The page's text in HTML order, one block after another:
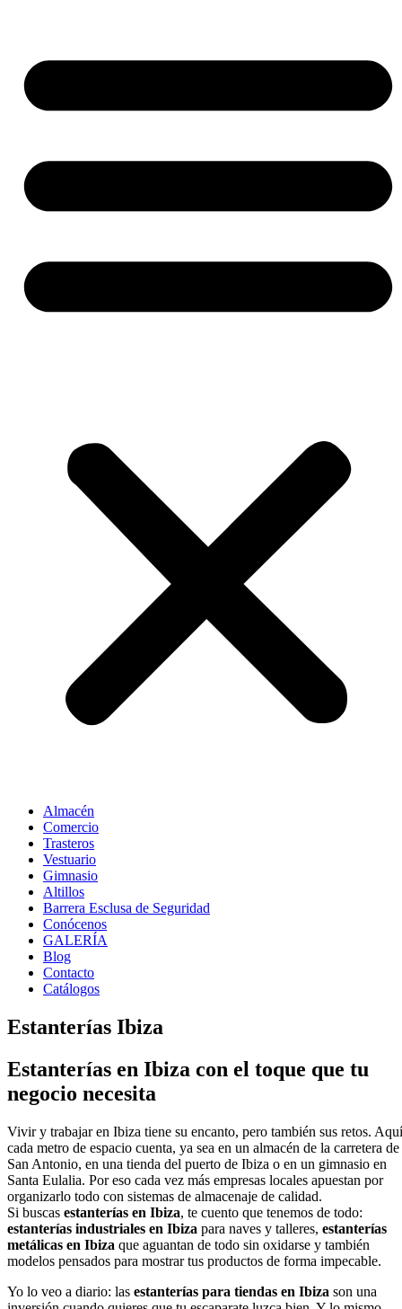
Almacén
Comercio
Trasteros
Vestuario
Gimnasio
Altillos
Barrera Esclusa de Seguridad
Conócenos
GALERÍA
Blog
Contacto
Catálogos
Estanterías Ibiza
Estanterías en Ibiza con el toque que tu
negocio necesita
Vivir y trabajar en Ibiza tiene su encanto, pero también sus retos. Aquí
cada metro de espacio cuenta, ya sea en un almacén de la carretera de
San Antonio, en una tienda del puerto de Ibiza o en un gimnasio en
Santa Eulalia. Por eso cada vez más empresas locales apuestan por
organizarlo todo con sistemas de almacenaje de calidad.
Si buscas estanterías en Ibiza, te cuento que tenemos de todo:
estanterías industriales en Ibiza para naves y talleres, estanterías
metálicas en Ibiza que aguantan de todo sin oxidarse y también
modelos pensados para mostrar tus productos de forma impecable.
Yo lo veo a diario: las estanterías para tiendas en Ibiza son una